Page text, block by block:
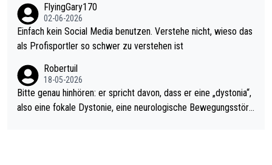
el hat.
s Leben in den Griff kriegen. Nur eins wundert mich: Luke Little
r war doch neulich erst derjenige, der über Social Media GvV p
rovoziert hat. Und Littlers Mutter schießt öfters mal gegen Ric
FlyingGary170
02-06-2026
Einfach kein Social Media benutzen. Verstehe nicht, wieso das
als Profisportler so schwer zu verstehen ist
Robertuil
18-05-2026
Bitte genau hinhören: er spricht davon, dass er eine „dystonia“,
also eine fokale Dystonie, eine neurologische Bewegungsstöru